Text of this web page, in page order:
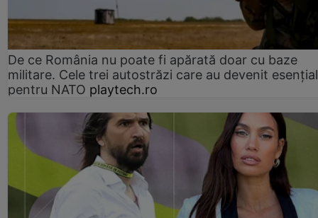
De ce România nu poate fi apărată doar cu baze
militare. Cele trei autostrăzi care au devenit
pentru NATO playtech.ro